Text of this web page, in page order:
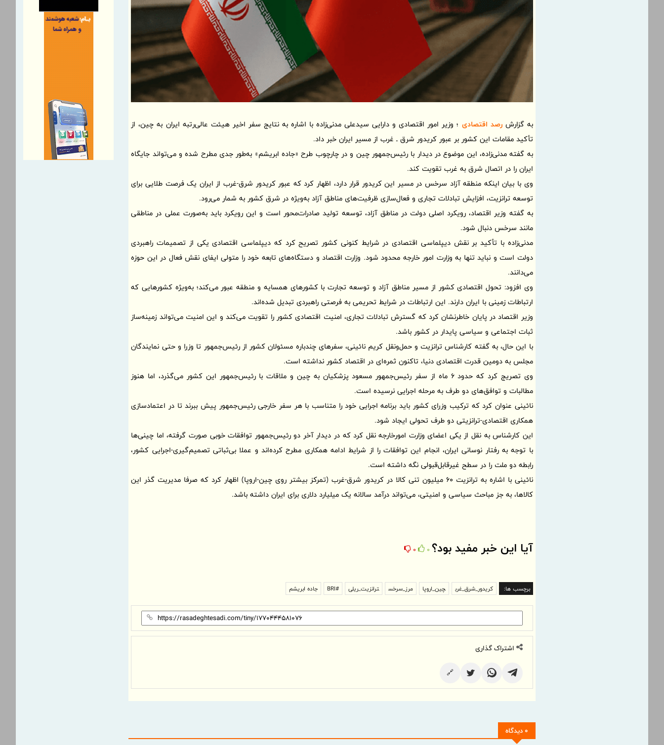
به گزارشرصد اقتصادی ؛‌ وزیر امور اقتصادی و دارایی سیدعلی مدنی‌زاده با اشاره به نتایج سفر اخیر هیئت عالی‌رتبه ایران به چین، از
تأکید مقامات این کشور بر عبور کریدور شرق ـ غرب از مسیر ایران خبر داد.
به گفته مدنی‌زاده، این موضوع در دیدار با رئیس‌جمهور چین و در چارچوب طرح «جاده ابریشم» به‌طور جدی مطرح شده و می‌تواند جایگاه
ایران را در اتصال شرق به غرب تقویت کند.
وی با بیان اینکه منطقه آزاد سرخس در مسیر این کریدور قرار دارد، اظهار کرد که عبور کریدور شرق-غرب از ایران یک فرصت طلایی برای
توسعه ترانزیت، افزایش تبادلات تجاری و فعال‌سازی ظرفیت‌های مناطق آزاد به‌ویژه در شرق کشور به شمار می‌رود.
به گفته وزیر اقتصاد، رویکرد اصلی دولت در مناطق آزاد، توسعه تولید صادرات‌محور است و این رویکرد باید به‌صورت عملی در مناطقی
مانند سرخس دنبال شود.
مدنی‌زاده با تأکید بر نقش دیپلماسی اقتصادی در شرایط کنونی کشور تصریح کرد که دیپلماسی اقتصادی یکی از تصمیمات راهبردی
دولت است و نباید تنها به وزارت امور خارجه محدود شود. وزارت اقتصاد و دستگاه‌های تابعه خود را متولی ایفای نقش فعال در این حوزه
می‌دانند.
وی افزود: تحول اقتصادی کشور از مسیر مناطق آزاد و توسعه تجارت با کشورهای همسایه و منطقه عبور می‌کند؛ به‌ویژه کشورهایی که
ارتباطات زمینی با ایران دارند. این ارتباطات در شرایط تحریمی به فرصتی راهبردی تبدیل شده‌اند.
وزیر اقتصاد در پایان خاطرنشان کرد که گسترش تبادلات تجاری، امنیت اقتصادی کشور را تقویت می‌کند و این امنیت می‌تواند زمینه‌ساز
ثبات اجتماعی و سیاسی پایدار در کشور باشد.
با این حال، به گفته کارشناس ترانزیت و حمل‌ونقل کریم نائینی، سفرهای چندباره مسئولان کشور از رئیس‌جمهور تا وزرا و حتی نمایندگان
مجلس به دومین قدرت اقتصادی دنیا، تاکنون ثمره‌ای در اقتصاد کشور نداشته است.
وی تصریج کرد که حدود 6 ماه از سفر رئیس‌جمهور مسعود پزشکیان به چین و ملاقات با رئیس‌جمهور این کشور می‌گذرد، اما هنوز
مطالبات و توافق‌های دو طرف به مرحله اجرایی نرسیده است.
نائینی عنوان کرد که ترکیب وزرای کشور باید برنامه اجرایی خود را متناسب با هر سفر خارجی رئیس‌جمهور پیش ببرند تا در اعتمادسازی
همکاری اقتصادی-ترانزیتی دو طرف تحولی ایجاد شود.
این کارشناس به نقل از یکی اعضای وزارت امورخارجه نقل کرد که در دیدار آخر دو رئیس‌جمهور توافقات خوبی صورت گرفته، اما چینی‌ها
با توجه به رفتار نوسانی ایران، انجام این توافقات را از شرایط ادامه همکاری مطرح کرده‌اند و عملا بی‌ثباتی تصمیم‌گیری-اجرایی کشور،
رابطه دو ملت را در سطح غیرقابل‌قبولی نگه داشته است.
نائینی با اشاره به ترانزیت 60 میلیون تنی کالا در کریدور شرق-غرب (تمرکز بیشتر روی چین-اروپا) اظهار کرد که صرفا مدیریت گذر این
کالاها، به جز مباحث سیاسی و امنیتی، می‌تواند درآمد سالانه یک میلیارد دلاری برای ایران داشته باشد.
آیا این خبر مفید بود؟ 0
0
برچسب ها: کریدور_شرق_غرب چین_اروپا مرز_سرخس ترانزیت_ریلی #BRI جاده ابریشم
اشتراک گذاری
🔗
0 دیدگاه